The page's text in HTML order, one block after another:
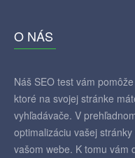
O NÁS
Náš SEO test vám
ktoré na svojej stránke
vyhľadávače. V
optimalizáciu vašej
vašom webe. K tomu vám